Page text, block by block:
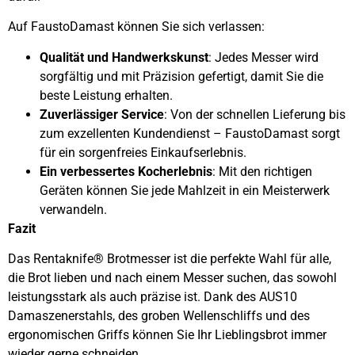
Auf FaustoDamast können Sie sich verlassen:
Qualität und Handwerkskunst: Jedes Messer wird
sorgfältig und mit Präzision gefertigt, damit Sie die
beste Leistung erhalten.
Zuverlässiger Service: Von der schnellen Lieferung bis
zum exzellenten Kundendienst – FaustoDamast sorgt
für ein sorgenfreies Einkaufserlebnis.
Ein verbessertes Kocherlebnis: Mit den richtigen
Geräten können Sie jede Mahlzeit in ein Meisterwerk
verwandeln.
Fazit
Das Rentaknife® Brotmesser ist die perfekte Wahl für alle,
die Brot lieben und nach einem Messer suchen, das sowohl
leistungsstark als auch präzise ist. Dank des AUS10
Damaszenerstahls, des groben Wellenschliffs und des
ergonomischen Griffs können Sie Ihr Lieblingsbrot immer